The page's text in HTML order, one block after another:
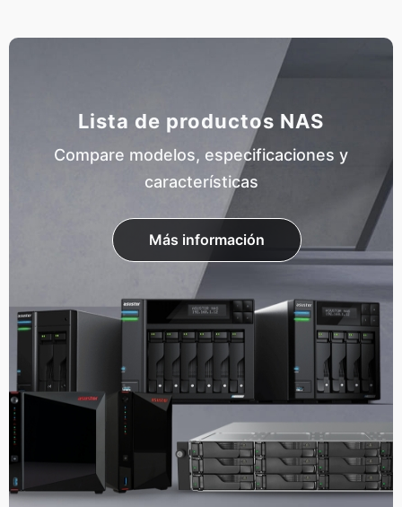
Lista de productos NAS
Compare modelos, especificaciones y
características
Más información